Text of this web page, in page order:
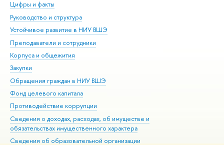
Цифры и факты
Руководство и структура
Устойчивое развитие в НИУ ВШЭ
Преподаватели и сотрудники
Корпуса и общежития
Закупки
Обращения граждан в НИУ ВШЭ
Фонд целевого капитала
Противодействие коррупции
Сведения о доходах, расходах, об имуществе и
обязательствах имущественного характера
Сведения об образовательной организации